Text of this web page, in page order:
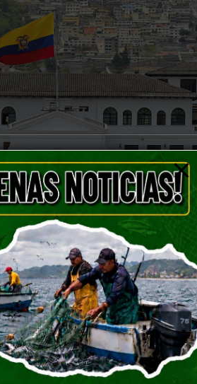
>NUESTROS MAYORES HITOS
modal-check